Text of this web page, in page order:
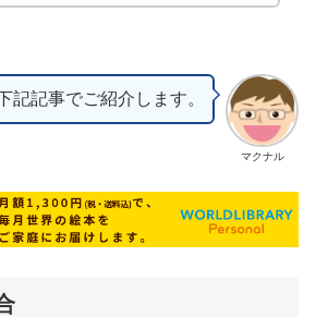
マクナル
記記事でご紹介します。